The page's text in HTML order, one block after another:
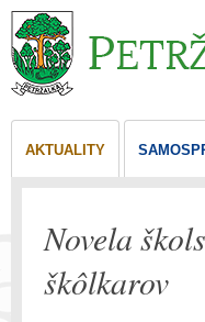
AKTUALITY
Novela
škôlkarov